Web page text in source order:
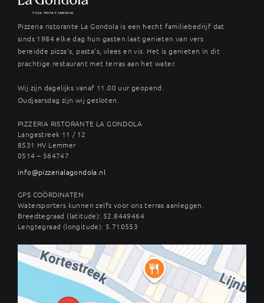
Pizzeria ristorante La Gondola is een hecht familiebedrijf dat
sinds 1984 elke dag hun gasten laat genieten van vers
bereidde pizza’s, pasta’s, vlees en vis. Het is genieten in dit
prachtige restaurant met terras aan het water.
Wij zijn dagelijks vanaf 11.00 uur geopend.
Oudjaarsdag zijn wij gesloten.
PIZZERIA RISTORANTE LA GONDOLA
Langestreek 11 / 12
8531 HV Lemmer
0514 – 564747
info@pizzerialagondola.nl
GPS COÖRDINATEN
Watersporters kunnen zelfs voor ons terras aanleggen.
Breedtegraad (latitude): 52.8449464
Lengtegraad (longitude): 5.710553